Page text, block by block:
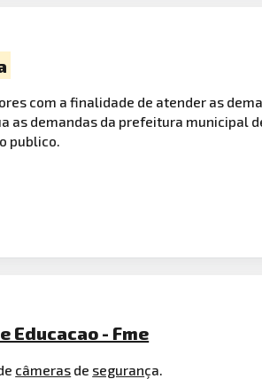
com a finalidade de atender as
as demandas da prefeitura municipal
publico.
Educacao - Fme
câmeras de segurança.